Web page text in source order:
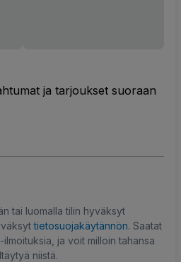
ja tarjoukset suoraan
tai luomalla tilin hyväksyt
tietosuojakäytännön. Saatat
ja voit milloin tahansa
niistä.